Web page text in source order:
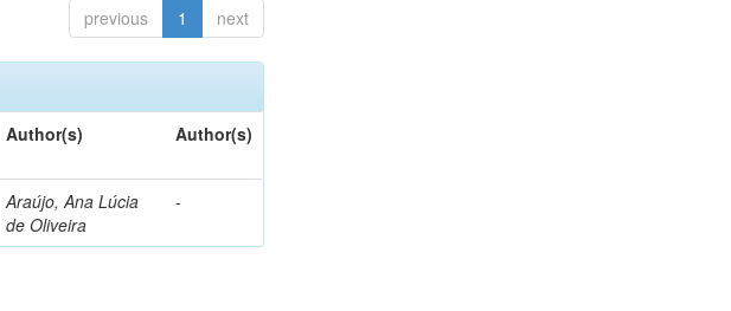
previous 1 next
Author(s) Author(s)
Araújo, Ana Lúcia
de Oliveira
-